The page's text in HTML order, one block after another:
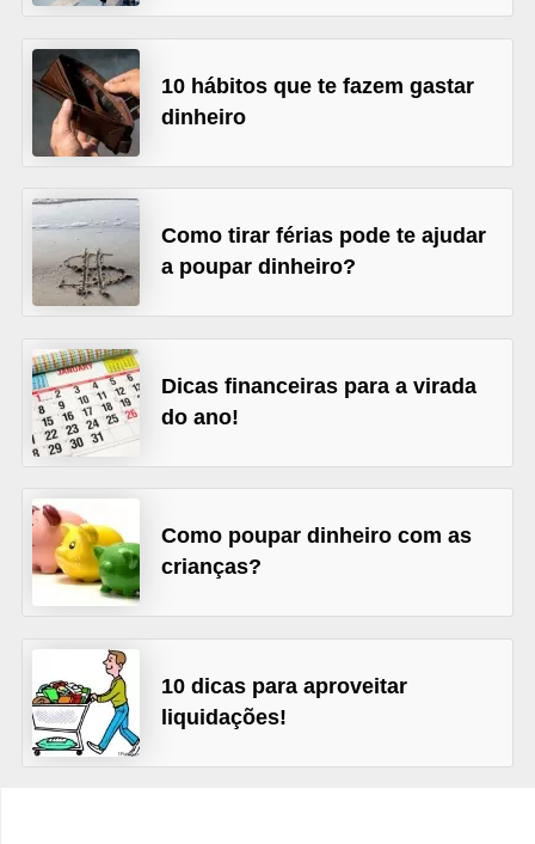
10 hábitos que te fazem gastar
dinheiro
Como tirar férias pode te ajudar
a poupar dinheiro?
Dicas financeiras para a virada
do ano!
Como poupar dinheiro com as
crianças?
10 dicas para aproveitar
liquidações!
f
i
n
a
n
c
e
i
r
s
C
â
m
b
i
o
C
a
r
t